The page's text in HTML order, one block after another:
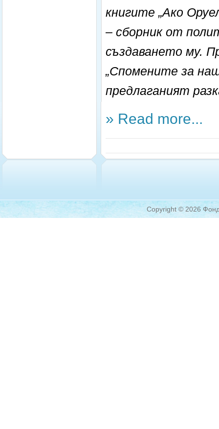
книгите „Ако
– сборник от
създаването му.
„Спомените за
предлаганият
» Read more...
Copyright © 2026